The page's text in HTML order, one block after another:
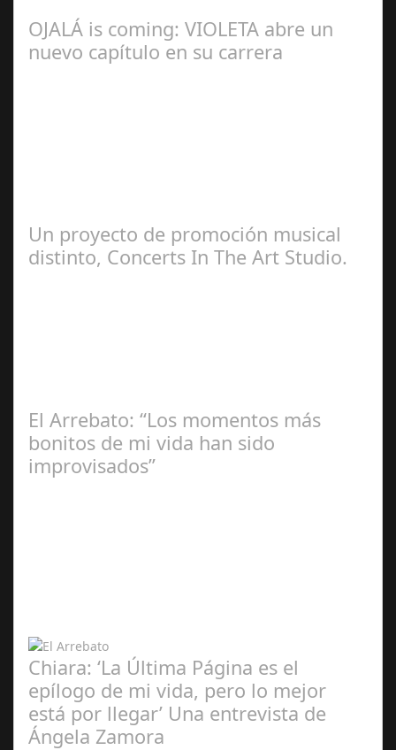
OJALÁ is coming: VIOLETA abre un
nuevo capítulo en su carrera
Un proyecto de promoción musical
distinto, Concerts In The Art Studio.
El Arrebato: “Los momentos más
bonitos de mi vida han sido
improvisados”
Chiara: ‘La Última Página es el
epílogo de mi vida, pero lo mejor
está por llegar’ Una entrevista de
Ángela Zamora